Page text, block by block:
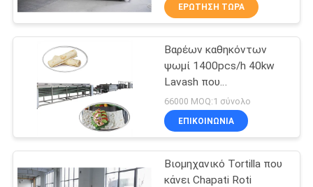
ΕΡΓΟΣΤΑΣΊΟΥ
ΈΛΕΓΧΟΣ
ΠΟΙΌΤΗΤΑΣ
ΕΠΙΚΟΙΝΩΝΉΣΤΕ
ΜΑΖΊ
ΜΑΣ
Γραμμή παραγωγής
πουρέ φρούτων
26
ΕΡΏΤΗΣΗ ΤΏΡΑ
Βαρέων καθηκόντων
ψωμί 1400pcs/h 40kw
Lavash που
κατασκευάζει τη μηχανή
66000 MOQ:1 σύνολο
ΕΠΙΚΟΙΝΩΝΊΑ
Βιομηχανικό Tortilla που
κάνει Chapati Roti